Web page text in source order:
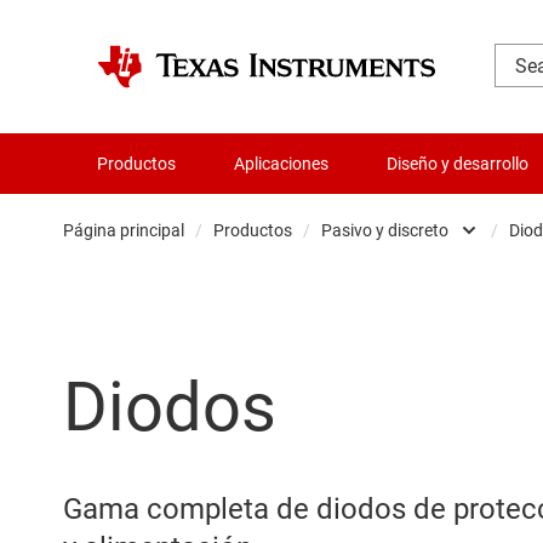
Productos Aplicaciones Diseño y desarrollo
Página principal / Productos / Pasivo y discreto
Servicios de
/
Diodos
Gama completa de diodos de